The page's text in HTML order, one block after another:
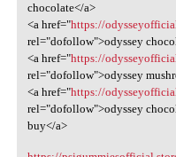
chocolate</a>
<a href="https://
rel="dofollow">odyssey
<a href="https://
rel="dofollow">odyssey
<a href="https://
rel="dofollow">odyssey
buy</a>